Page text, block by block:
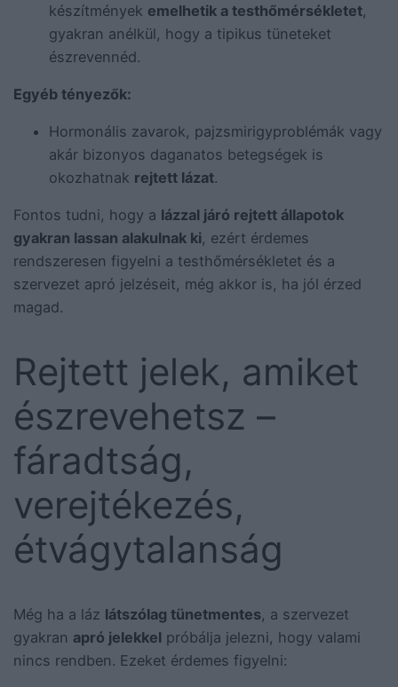
készítmények emelhetik a testhőmérsékletet,
gyakran anélkül, hogy a tipikus tüneteket
észrevennéd.
Egyéb tényezők:
Hormonális zavarok, pajzsmirigyproblémák vagy
akár bizonyos daganatos betegségek is
okozhatnak rejtett lázat.
Fontos tudni, hogy a lázzal járó rejtett állapotok
gyakran lassan alakulnak ki, ezért érdemes
rendszeresen figyelni a testhőmérsékletet és a
szervezet apró jelzéseit, még akkor is, ha jól érzed
magad.
Rejtett jelek, amiket
észrevehetsz –
fáradtság,
verejtékezés,
étvágytalanság
Még ha a láz látszólag tünetmentes, a szervezet
gyakran apró jelekkel próbálja jelezni, hogy valami
nincs rendben. Ezeket érdemes figyelni: